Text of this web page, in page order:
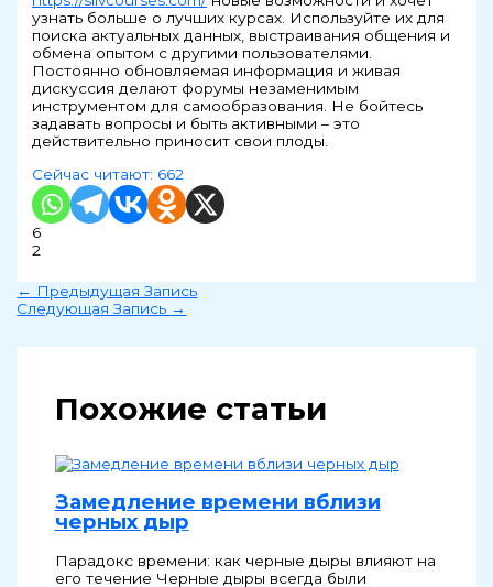
узнать больше о лучших курсах. Используйте их для
поиска актуальных данных, выстраивания общения и
обмена опытом с другими пользователями.
Постоянно обновляемая информация и живая
дискуссия делают форумы незаменимым
инструментом для самообразования. Не бойтесь
задавать вопросы и быть активными – это
действительно приносит свои плоды.
Сейчас читают: 662
6
2
← Предыдущая Запись
Следующая Запись →
Похожие статьи
Замедление времени вблизи
черных дыр
Парадокс времени: как черные дыры влияют на
его течение Черные дыры всегда были